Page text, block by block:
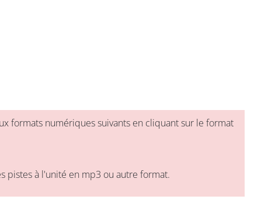
formats numériques suivants en cliquant sur le format
pistes à l'unité en mp3 ou autre format.